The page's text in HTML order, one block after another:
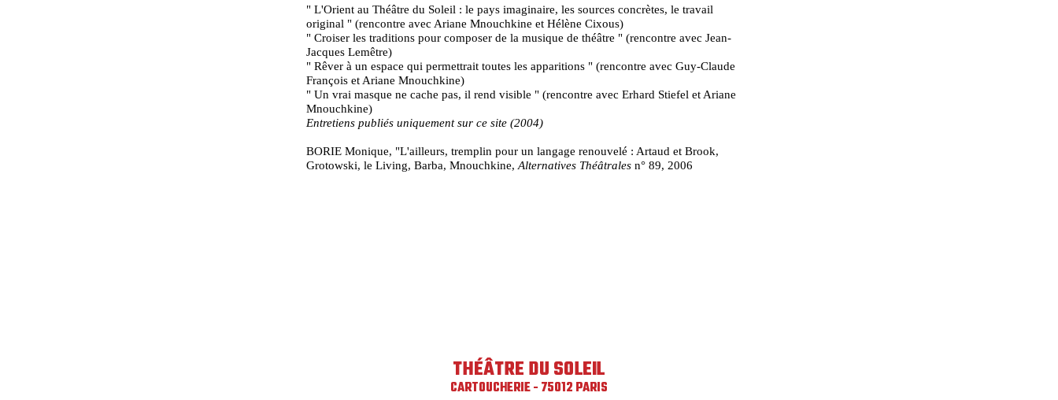
" L'Orient au Théâtre du Soleil : le pays imaginaire, les sources concrètes, le travail
original " (rencontre avec Ariane Mnouchkine et Hélène Cixous)
" Croiser les traditions pour composer de la musique de théâtre " (rencontre avec Jean-
Jacques Lemêtre)
" Rêver à un espace qui permettrait toutes les apparitions " (rencontre avec Guy-Claude
François et Ariane Mnouchkine)
" Un vrai masque ne cache pas, il rend visible " (rencontre avec Erhard Stiefel et Ariane
Mnouchkine)
Entretiens publiés uniquement sur ce site (2004)
BORIE Monique, "L'ailleurs, tremplin pour un langage renouvelé : Artaud et Brook,
Grotowski, le Living, Barba, Mnouchkine, Alternatives Théâtralesn° 89, 2006
THÉÂTRE DU SOLEIL
CARTOUCHERIE - 75012 PARIS